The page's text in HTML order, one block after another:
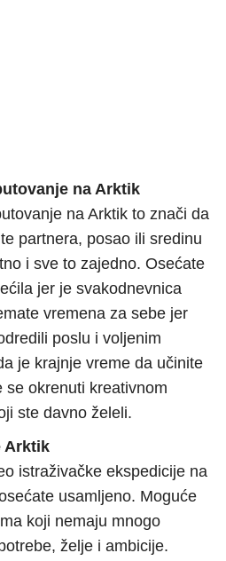
na Arktik
na Arktik to znači da
partnera, posao ili sredinu
i sve to zajedno. Osećate
jer je svakodnevnica
vremena za sebe jer
poslu i voljenim
je krajnje vreme da učinite
se okrenuti kreativnom
ste davno želeli.
Arktik
istraživačke ekspedicije na
usamljeno. Moguće
koji nemaju mnogo
želje i ambicije.